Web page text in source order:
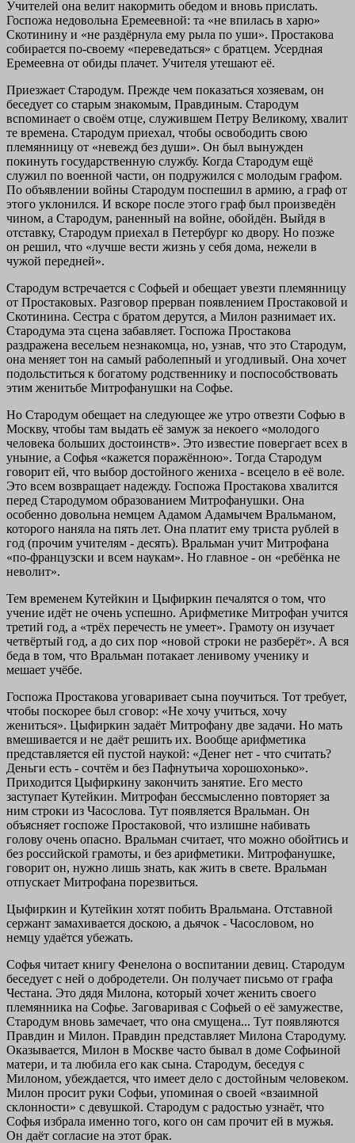
Учителей она велит накормить обедом и вновь прислать.
Госпожа недовольна Еремеевной: та «не впилась в харю»
Скотинину и «не раздёрнула ему рыла по уши». Простакова
собирается по-своему «переведаться» с братцем. Усердная
Еремеевна от обиды плачет. Учителя утешают её.
Приезжает Стародум. Прежде чем показаться хозяевам, он
беседует со старым знакомым, Правдиным. Стародум
вспоминает о своём отце, служившем Петру Великому, хвалит
те времена. Стародум приехал, чтобы освободить свою
племянницу от «невежд без души». Он был вынужден
покинуть государственную службу. Когда Стародум ещё
служил по военной части, он подружился с молодым графом.
По объявлении войны Стародум поспешил в армию, а граф от
этого уклонился. И вскоре после этого граф был произведён
чином, а Стародум, раненный на войне, обойдён. Выйдя в
отставку, Стародум приехал в Петербург ко двору. Но позже
он решил, что «лучше вести жизнь у себя дома, нежели в
чужой передней».
Стародум встречается с Софьей и обещает увезти племянницу
от Простаковых. Разговор прерван появлением Простаковой и
Скотинина. Сестра с братом дерутся, а Милон разнимает их.
Стародума эта сцена забавляет. Госпожа Простакова
раздражена весельем незнакомца, но, узнав, что это Стародум,
она меняет тон на самый раболепный и угодливый. Она хочет
подольститься к богатому родственнику и поспособствовать
этим женитьбе Митрофанушки на Софье.
Но Стародум обещает на следующее же утро отвезти Софью в
Москву, чтобы там выдать её замуж за некоего «молодого
человека больших достоинств». Это известие повергает всех в
уныние, а Софья «кажется поражённою». Тогда Стародум
говорит ей, что выбор достойного жениха - всецело в её воле.
Это всем возвращает надежду. Госпожа Простакова хвалится
перед Стародумом образованием Митрофанушки. Она
особенно довольна немцем Адамом Адамычем Вральманом,
которого наняла на пять лет. Она платит ему триста рублей в
год (прочим учителям - десять). Вральман учит Митрофана
«по-французски и всем наукам». Но главное - он «ребёнка не
неволит».
Тем временем Кутейкин и Цыфиркин печалятся о том, что
учение идёт не очень успешно. Арифметике Митрофан учится
третий год, а «трёх перечесть не умеет». Грамоту он изучает
четвёртый год, а до сих пор «новой строки не разберёт». А вся
беда в том, что Вральман потакает ленивому ученику и
мешает учёбе.
Госпожа Простакова уговаривает сына поучиться. Тот требует,
чтобы поскорее был сговор: «Не хочу учиться, хочу
жениться». Цыфиркин задаёт Митрофану две задачи. Но мать
вмешивается и не даёт решить их. Вообще арифметика
представляется ей пустой наукой: «Денег нет - что считать?
Деньги есть - сочтём и без Пафнутьича хорошохонько».
Приходится Цыфиркину закончить занятие. Его место
заступает Кутейкин. Митрофан бессмысленно повторяет за
ним строки из Часослова. Тут появляется Вральман. Он
объясняет госпоже Простаковой, что излишне набивать
голову очень опасно. Вральман считает, что можно обойтись и
без российской грамоты, и без арифметики. Митрофанушке,
говорит он, нужно лишь знать, как жить в свете. Вральман
отпускает Митрофана порезвиться.
Цыфиркин и Кутейкин хотят побить Вральмана. Отставной
сержант замахивается доскою, а дьячок - Часословом, но
немцу удаётся убежать.
Софья читает книгу Фенелона о воспитании девиц. Стародум
беседует с ней о добродетели. Он получает письмо от графа
Честана. Это дядя Милона, который хочет женить своего
племянника на Софье. Заговаривая с Софьей о её замужестве,
Стародум вновь замечает, что она смущена... Тут появляются
Правдин и Милон. Правдин представляет Милона Стародуму.
Оказывается, Милон в Москве часто бывал в доме Софьиной
матери, и та любила его как сына. Стародум, беседуя с
Милоном, убеждается, что имеет дело с достойным человеком.
Милон просит руки Софьи, упоминая о своей «взаимной
склонности» с девушкой. Стародум с радостью узнаёт, что
Софья избрала именно того, кого он сам прочит ей в мужья.
Он даёт согласие на этот брак.